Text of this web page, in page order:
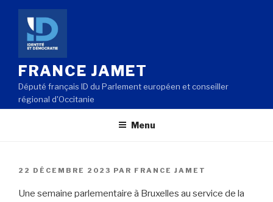
Aller
contenu
principal
FRANCE JAMET
Député français ID du Parlement européen et conseiller
régional d'Occitanie
Menu
PUBLIÉ
22 DÉCEMBRE 2023 PAR FRANCE JAMET
Une semaine parlementaire à Bruxelles au service de la